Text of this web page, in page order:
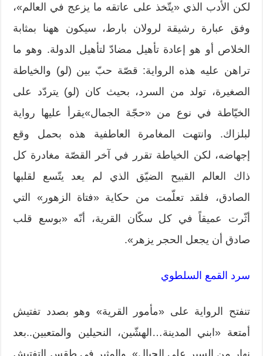
لكن الأدب الذي «يتّخذ على عاتقه ما يزعج في العالم»،
وفق عبارة رشيقة لرولان بارط، سيكون ههنا بمثابة
الخلاص أو هو إعادة تأهيل مضادّ لتأهيل الدولة. وهو ما
تراهن عليه هذه الرواية: قصّة حبّ بين (لو) والخياطة
الصغيرة، تولد من السرد، بحيث كان (لو) يتردّد على
الخيّاطة في نوع من «حجّة الجمال»يقرأ عليها رواية
لبلزاك. وانتهت المغامرة العاطفية هذه بحمل وقع
إجهاضه، لكن الخياطة تقرر في آخر القصّة مغادرة كل
ذاك العالم القبيح الضيّق الذي لم يعد يتّسع لقلبها
الصادق، فلقد تعلّمت من حكاية «فتاة الزهور» التي
أثّرت عميقاً في كل سكّان القرية، أنّه «بوسع قلب
صادق أن يجعل الحجر يزهر».
سرد القمع السلطوي
تنفتح الرواية على «مأمور القرية» وهو بصدد تفتيش
أمتعة «ابني المدينة…الهشّين، النحيلين والمتعبين..بعد